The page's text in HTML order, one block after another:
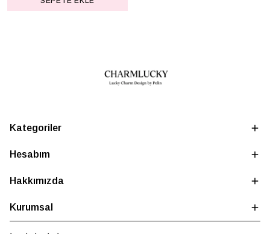
Kategoriler
Hesabım
Hakkımızda
Kurumsal